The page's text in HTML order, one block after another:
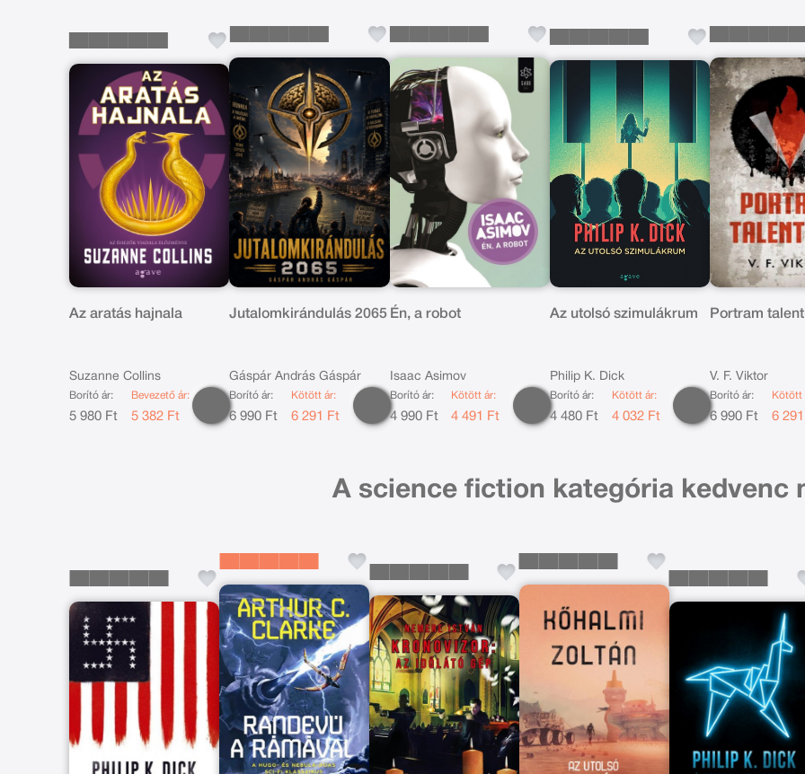
Az aratás hajnala
Suzanne Collins
Borító ár:
5 980 Ft
Bevezető ár:
5 382 Ft
Jutalomkirándulás 2065
Gáspár András Gáspár
Borító ár:
6 990 Ft
Kötött ár:
6 291 Ft
Én, a robot
Isaac Asimov
Borító ár:
4 990 Ft
Kötött ár:
4 491 Ft
Az utolsó szimulákrum
Philip K. Dick
Borító ár:
4 480 Ft
Kötött ár:
4 032 Ft
Portram
V. F. Viktor
Borító ár:
6 990 Ft
Kötött
6
A science fiction kategória kedvenc